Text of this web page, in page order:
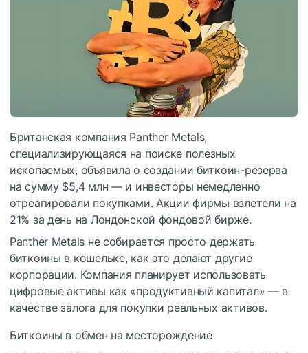
Британская компания Panther Metals,
специализирующаяся на поиске полезных
ископаемых, объявила о создании биткоин-резерва
на сумму $5,4 млн — и инвесторы немедленно
отреагировали покупками. Акции фирмы взлетели на
21% за день на Лондонской фондовой бирже.
Panther Metals не собирается просто держать
биткоины в кошельке, как это делают другие
корпорации. Компания планирует использовать
цифровые активы как «продуктивный капитал» — в
качестве залога для покупки реальных активов.
Биткоины в обмен на месторождение